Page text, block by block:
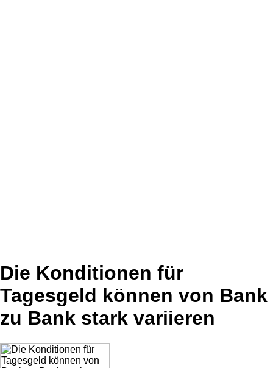
Die Konditionen für
Tagesgeld können von Bank
zu Bank stark variieren